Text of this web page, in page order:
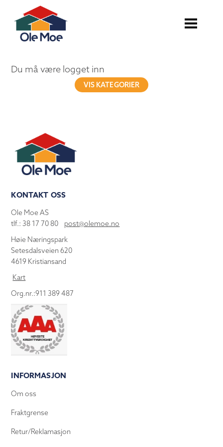
Du må være logget inn
VIS KATEGORIER
KONTAKT OSS
Ole Moe AS
tlf.: 38 17 70 80 post@olemoe.no
Høie Næringspark
Setesdalsveien 620
4619 Kristiansand
Kart
Org.nr.:911 389 487
INFORMASJON
Om oss
Fraktgrense
Retur/Reklamasjon